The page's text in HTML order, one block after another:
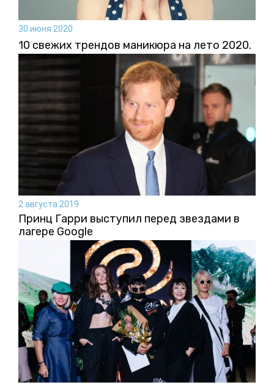
30 июня 2020
10 свежих трендов маникюра на лето 2020.
2 августа 2019
Принц Гарри выступил перед звездами в
лагере Google